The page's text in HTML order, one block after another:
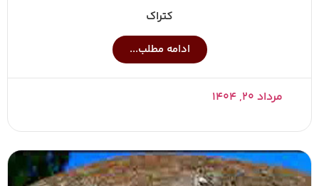
کتراک
ادامه مطلب...
مرداد ۲۰, ۱۴۰۴